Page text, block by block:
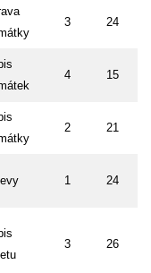
3 24
4 15
2 21
1 24
3 26